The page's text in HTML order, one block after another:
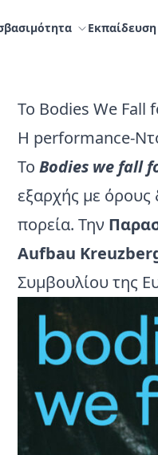
Εκπαίδευση
Το Bodies We Fall
Η performance-
Το Bodies we fall
εξαρχής με όρους
πορεία. Την
Aufbau
Συμβουλίου της